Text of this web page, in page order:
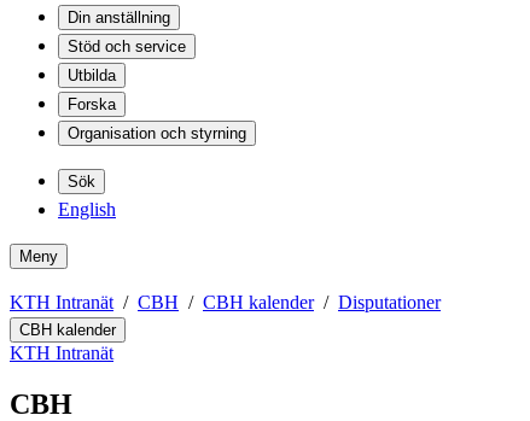
Din anställning
Stöd och service
Utbilda
Forska
Organisation och styrning
Sök
English
Meny
KTH Intranät CBH CBH kalender Disputationer
CBH kalender
KTH Intranät
CBH